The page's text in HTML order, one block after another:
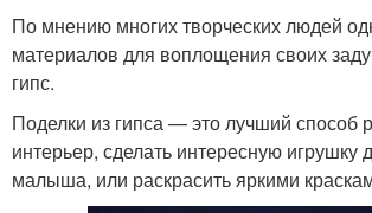
По мнению многих творческих людей
материалов для воплощения своих
гипс.
Поделки из гипса — это лучший способ
интерьер, сделать интересную игрушку
малыша, или раскрасить яркими